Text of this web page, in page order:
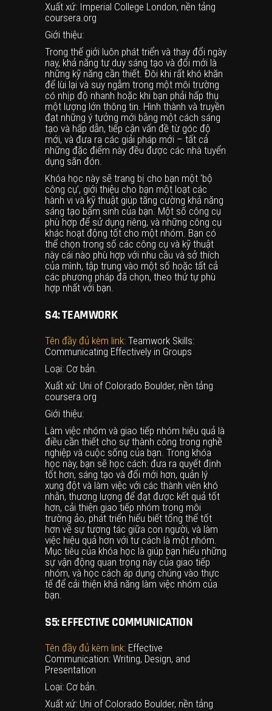
Xuất xứ: Imperial College London, nền tảng
coursera.org
Giới thiệu:
Trong thế giới luôn phát triển và thay đổi ngày
nay, khả năng tư duy sáng tạo và đổi mới là
những kỹ năng cần thiết. Đôi khi rất khó khăn
để lùi lại và suy ngẫm trong một môi trường
có nhịp độ nhanh hoặc khi bạn phải hấp thụ
một lượng lớn thông tin. Hình thành và truyền
đạt những ý tưởng mới bằng một cách sáng
tạo và hấp dẫn, tiếp cận vấn đề từ góc độ
mới, và đưa ra các giải pháp mới – tất cả
những đặc điểm này đều được các nhà tuyển
dụng săn đón.
Khóa học này sẽ trang bị cho bạn một ‘bộ
công cụ’, giới thiệu cho bạn một loạt các
hành vi và kỹ thuật giúp tăng cường khả năng
sáng tạo bẩm sinh của bạn. Một số công cụ
phù hợp để sử dụng riêng, và những công cụ
khác hoạt động tốt cho một nhóm. Bạn có
thể chọn trong số các công cụ và kỹ thuật
này cái nào phù hợp với nhu cầu và sở thích
của mình, tập trung vào một số hoặc tất cả
các phương pháp đã chọn, theo thứ tự phù
hợp nhất với bạn.
S4: TEAMWORK
Tên đầy đủ kèm link: Teamwork Skills:
Communicating Effectively in Groups
Loại: Cơ bản.
Xuất xứ: Uni of Colorado Boulder, nền tảng
coursera.org
Giới thiệu:
Làm việc nhóm và giao tiếp nhóm hiệu quả là
điều cần thiết cho sự thành công trong nghề
nghiệp và cuộc sống của bạn. Trong khóa
học này, bạn sẽ học cách: đưa ra quyết định
tốt hơn, sáng tạo và đổi mới hơn, quản lý
xung đột và làm việc với các thành viên khó
nhằn, thương lượng để đạt được kết quả tốt
hơn, cải thiện giao tiếp nhóm trong môi
trường ảo, phát triển hiểu biết tổng thể tốt
hơn về sự tương tác giữa con người, và làm
việc hiệu quả hơn với tư cách là một nhóm.
Mục tiêu của khóa học là giúp bạn hiểu những
sự vận động quan trọng này của giao tiếp
nhóm, và học cách áp dụng chúng vào thực
tế để cải thiện khả năng làm việc nhóm của
bạn.
S5: EFFECTIVE COMMUNICATION
Tên đầy đủ kèm link: Effective
Communication: Writing, Design, and
Presentation
Loại: Cơ bản.
Xuất xứ: Uni of Colorado Boulder, nền tảng